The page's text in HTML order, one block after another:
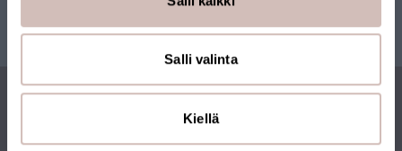
Salli valinta
Kiellä